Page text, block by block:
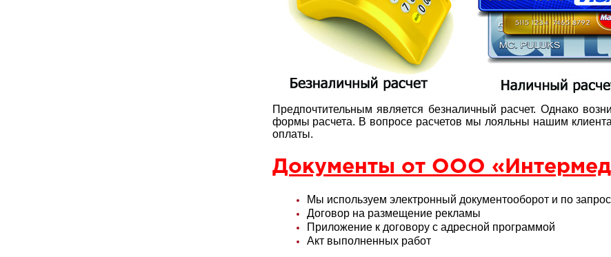
Предпочтительным является безналичный расчет. Однако
формы расчета. В вопросе расчетов мы лояльны нашим
оплаты.
Документы от ООО
Мы используем электронный документооборот и по
Договор на размещение рекламы
Приложение к договору с адресной программой
Акт выполненных работ